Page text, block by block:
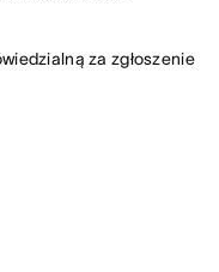
za zgłoszenie